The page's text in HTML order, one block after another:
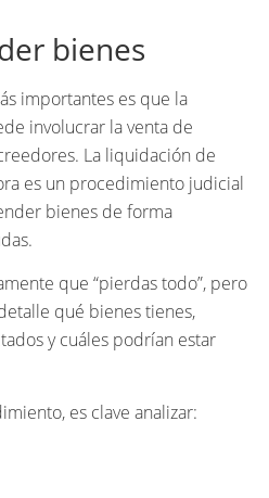
bienes
importantes es que la
involucrar la venta de
La liquidación de
es un procedimiento judicial
bienes de forma
que “pierdas todo”, pero
qué bienes tienes,
y cuáles podrían estar
es clave analizar: